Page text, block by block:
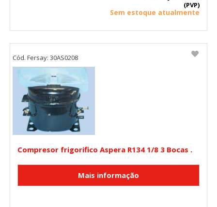
(PVP)
Sem estoque atualmente
Compresor frigorifico Aspera R134 1/8 3 Bocas .
Cód. Fersay: 30AS0208